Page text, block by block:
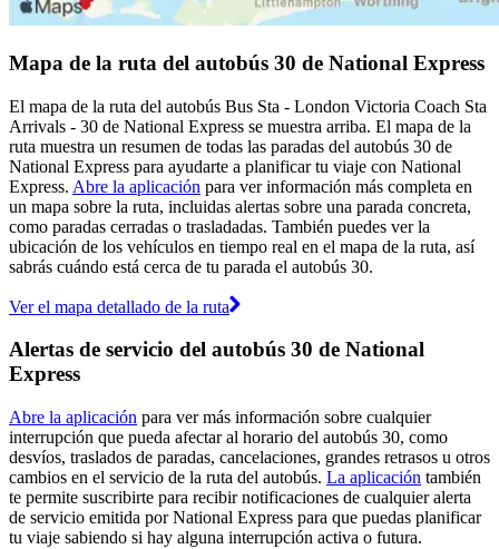
Mapa de la ruta del autobús 30 de National Express
El mapa de la ruta del autobús Bus Sta - London Victoria Coach Sta
Arrivals - 30 de National Express se muestra arriba. El mapa de la
ruta muestra un resumen de todas las paradas del autobús 30 de
National Express para ayudarte a planificar tu viaje con National
Express. Abre la aplicación para ver información más completa en
un mapa sobre la ruta, incluidas alertas sobre una parada concreta,
como paradas cerradas o trasladadas. También puedes ver la
ubicación de los vehículos en tiempo real en el mapa de la ruta, así
sabrás cuándo está cerca de tu parada el autobús 30.
Ver el mapa detallado de la ruta
Alertas de servicio del autobús 30 de National
Express
Abre la aplicación para ver más información sobre cualquier
interrupción que pueda afectar al horario del autobús 30, como
desvíos, traslados de paradas, cancelaciones, grandes retrasos u otros
cambios en el servicio de la ruta del autobús. La aplicación también
te permite suscribirte para recibir notificaciones de cualquier alerta
de servicio emitida por National Express para que puedas planificar
tu viaje sabiendo si hay alguna interrupción activa o futura.